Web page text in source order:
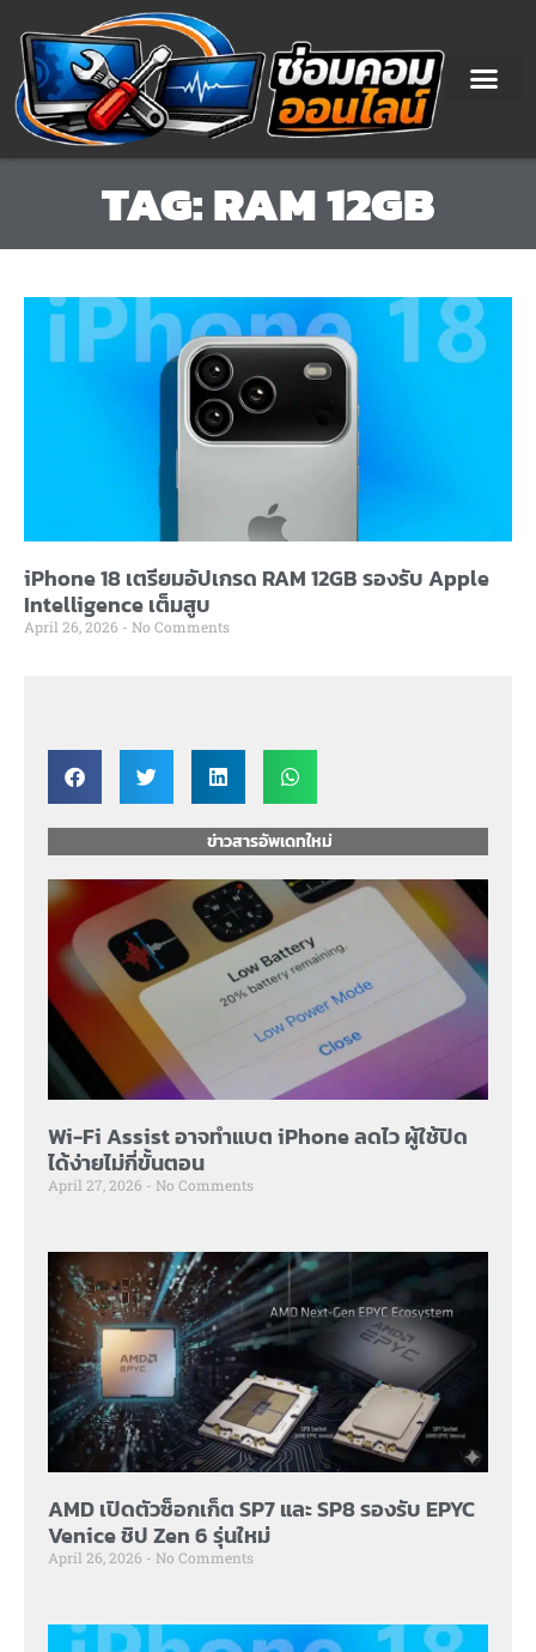
content
TAG: RAM 12GB
iPhone 18 เตรียมอัปเกรด RAM 12GB รองรับ Apple
Intelligence เต็มสูบ
April 26, 2026 No Comments
ข่าวสารอัพเดทใหม่
Wi-Fi Assist อาจทำแบต iPhone ลดไว ผู้ใช้ปิด
ได้ง่ายไม่กี่ขั้นตอน
April 27, 2026 No Comments
AMD เปิดตัวซ็อกเก็ต SP7 และ SP8 รองรับ EPYC
Venice ชิป Zen 6 รุ่นใหม่
April 26, 2026 No Comments